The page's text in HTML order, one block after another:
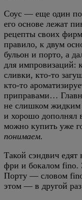
Соус — еще один
его основе лежат
рецепты своих
правило, к двум
бульон и порто, а
для импровизаций:
сливки, кто-то
кто-то
приправами…
не слишком
и хорошо дополнял
можно купить уже
понимаем.
Такой сэндвич
фри и бокалом fino.
Порту — словом fino
этом — в другой